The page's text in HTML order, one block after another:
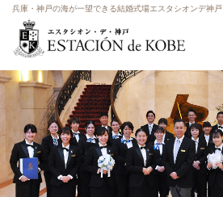
兵庫・神戸の海が一望できる結婚式場エスタシオンデ神戸